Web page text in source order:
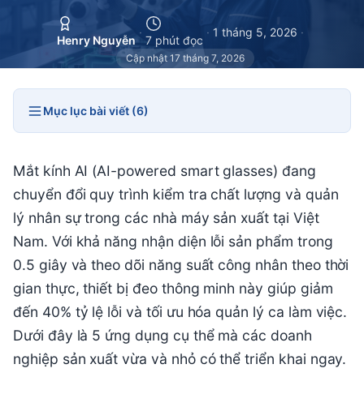
Henry Nguyễn
·
7 phút đọc
· 1 tháng 5, 2026 ·
Cập nhật 17 tháng 7, 2026
Mục lục bài viết (6)
Mắt kính AI (AI-powered smart glasses) đang
chuyển đổi quy trình kiểm tra chất lượng và quản
lý nhân sự trong các nhà máy sản xuất tại Việt
Nam. Với khả năng nhận diện lỗi sản phẩm trong
0.5 giây và theo dõi năng suất công nhân theo thời
gian thực, thiết bị đeo thông minh này giúp giảm
đến 40% tỷ lệ lỗi và tối ưu hóa quản lý ca làm việc.
Dưới đây là 5 ứng dụng cụ thể mà các doanh
nghiệp sản xuất vừa và nhỏ có thể triển khai ngay.